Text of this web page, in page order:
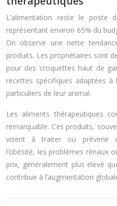
L’alimentation reste le poste
représentant environ 65% du
On observe une nette
produits. Les propriétaires sont
pour des croquettes haut de
recettes spécifiques adaptées
particuliers de leur animal.
Les aliments thérapeutiques
remarquable. Ces produits,
visent à traiter ou prévenir
l’obésité, les problèmes rénaux
prix, généralement plus élevé
contribue à l’augmentation